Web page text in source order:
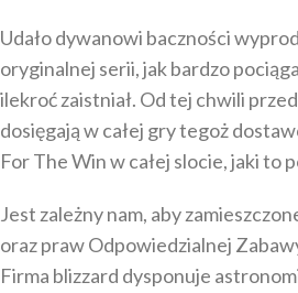
Udało dywanowi baczności
oryginalnej serii, jak bardzo
ilekroć zaistniał. Od tej chwili
dosięgają w całej gry tegoż
For The Win w całej slocie, jaki to
Jest zależny nam, aby
oraz praw Odpowiedzialnej
Firma blizzard dysponuje